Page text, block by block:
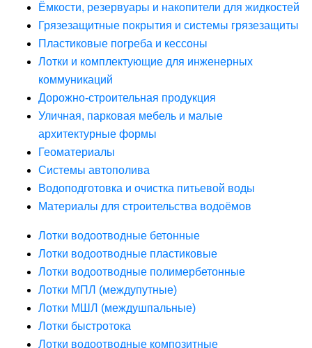
Ёмкости, резервуары и накопители для жидкостей
Грязезащитные покрытия и системы грязезащиты
Пластиковые погреба и кессоны
Лотки и комплектующие для инженерных
коммуникаций
Дорожно-строительная продукция
Уличная, парковая мебель и малые
архитектурные формы
Геоматериалы
Системы автополива
Водоподготовка и очистка питьевой воды
Материалы для строительства водоёмов
Лотки водоотводные бетонные
Лотки водоотводные пластиковые
Лотки водоотводные полимербетонные
Лотки МПЛ (междупутные)
Лотки МШЛ (междушпальные)
Лотки быстротока
Лотки водоотводные композитные